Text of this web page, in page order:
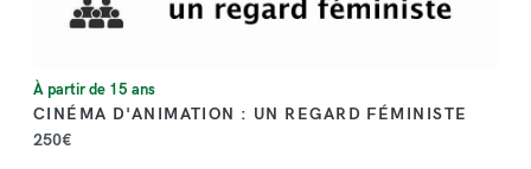
À partir de 15 ans
CINÉMA D'ANIMATION : UN REGARD FÉMINISTE
250€